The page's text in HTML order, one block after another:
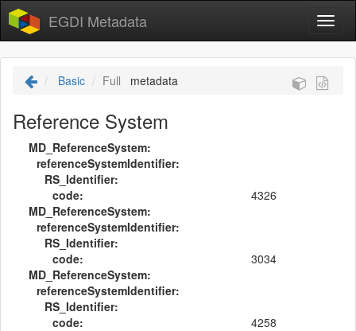
EGDI Metadata
Basic Full metadata
Reference System
MD_ReferenceSystem:
referenceSystemIdentifier:
RS_Identifier:
code:
4326
MD_ReferenceSystem:
referenceSystemIdentifier:
RS_Identifier:
code:
3034
MD_ReferenceSystem:
referenceSystemIdentifier:
RS_Identifier:
code:
4258